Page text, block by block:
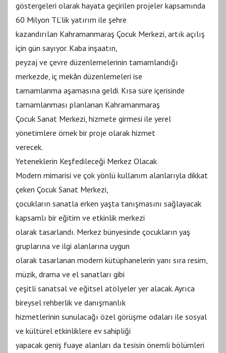
göstergeleri olarak hayata geçirilen projeler kapsamında
60 Milyon TL’lik yatırım ile şehre
kazandırılan Kahramanmaraş Çocuk Merkezi, artık açılış
için gün sayıyor. Kaba inşaatın,
peyzaj ve çevre düzenlemelerinin tamamlandığı
merkezde, iç mekân düzenlemeleri ise
tamamlanma aşamasına geldi. Kısa süre içerisinde
tamamlanması planlanan Kahramanmaraş
Çocuk Sanat Merkezi, hizmete girmesi ile yerel
yönetimlere örnek bir proje olarak hizmet
verecek.
Yeteneklerin Keşfedileceği Merkez Olacak
Modern mimarisi ve çok yönlü kullanım alanlarıyla dikkat
çeken Çocuk Sanat Merkezi,
çocukların sanatla erken yaşta tanışmasını sağlayacak
kapsamlı bir eğitim ve etkinlik merkezi
olarak tasarlandı. Merkez bünyesinde çocukların yaş
gruplarına ve ilgi alanlarına uygun
olarak tasarlanan modern kütüphanelerin yanı sıra resim,
müzik, drama ve el sanatları gibi
çeşitli sanatsal ve eğitsel atölyeler yer alacak. Ayrıca
bireysel rehberlik ve danışmanlık
hizmetlerinin sunulacağı özel görüşme odaları ile sosyal
ve kültürel etkinliklere ev sahipliği
yapacak geniş fuaye alanları da tesisin önemli bölümleri